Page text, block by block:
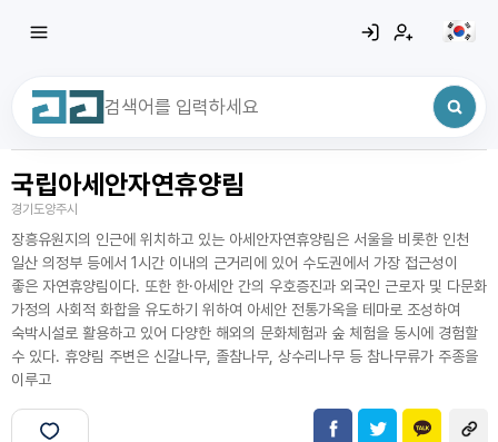
최근 검색어
국립아세안자연휴양림
경기도양주시
장흥유원지의 인근에 위치하고 있는 아세안자연휴양림은 서울을 비롯한 인천
일산 의정부 등에서 1시간 이내의 근거리에 있어 수도권에서 가장 접근성이
좋은 자연휴양림이다. 또한 한·아세안 간의 우호증진과 외국인 근로자 및 다문화
가정의 사회적 화합을 유도하기 위하여 아세안 전통가옥을 테마로 조성하여
숙박시설로 활용하고 있어 다양한 해외의 문화체험과 숲 체험을 동시에 경험할
수 있다. 휴양림 주변은 신갈나무, 졸참나무, 상수리나무 등 참나무류가 주종을
이루고